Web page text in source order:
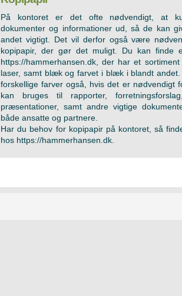
På kontoret er det ofte nødvendigt, at
dokumenter og informationer ud, så de kan
andet vigtigt. Det vil derfor også være
kopipapir, der gør det muligt. Du kan finde
https://hammerhansen.dk , der har et
laser, samt blæk og farvet i blæk i blandt
forskellige farver også, hvis det er nødvendigt
kan bruges til rapporter,
præsentationer, samt andre vigtige
både ansatte og partnere.
Har du behov for kopipapir på kontoret, så
hos https://hammerhansen.dk